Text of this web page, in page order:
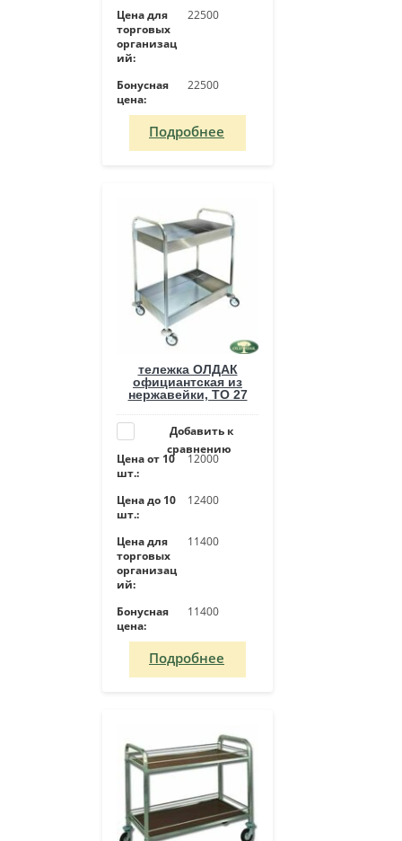
Цена для
торговых
организац
ий:
22500
Бонусная
цена:
22500
Подробнее
тележка ОЛДАК
официантская из
нержавейки, ТО 27
Добавить к
сравнению
Цена от 10
шт.:
12000
Цена до 10
шт.:
12400
Цена для
торговых
организац
ий:
11400
Бонусная
цена:
11400
Подробнее